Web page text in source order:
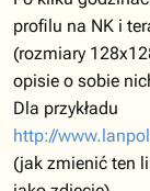
profilu na NK i
(rozmiary
opisie o sobie
Dla przykładu
http://
(jak zmienić ten